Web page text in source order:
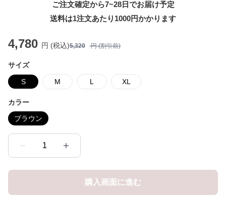
ご注文確定から7~28日でお届け予定
送料は1注文あたり 1000円かかります
4,780 円 (税込)5,320 円 (割引前)
サイズ
S M L XL
カラー
ブラウン
1
購入画面に進む